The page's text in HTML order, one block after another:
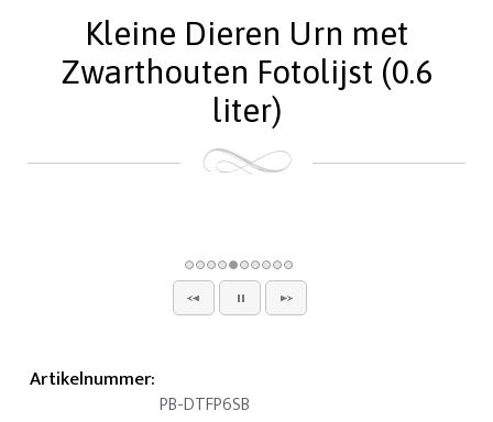
Kleine Dieren Urn met
Zwarthouten Fotolijst (0.6
liter)
Artikelnummer:
PB-DTFP6SB